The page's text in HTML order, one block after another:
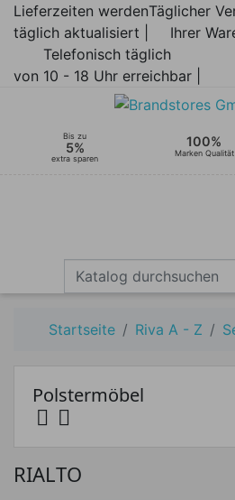
Lieferzeiten werden
täglich aktualisiert |
Täglicher
Ihrer
Telefonisch täglich
von 10 - 18 Uhr erreichbar |
Bis zu
5%
extra sparen
100%
Marken Qualität
Startseite Riva A - Z
Polstermöbel
 
RIALTO